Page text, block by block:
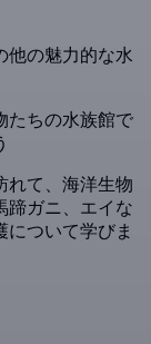
他の魅力的な水
たちの水族館で
れて、海洋生物
蹄ガニ、エイな
について学びま